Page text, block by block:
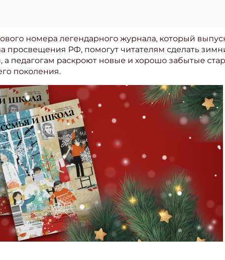
номера легендарного журнала, который
просвещения РФ, помогут читателям сделать
а педагогам раскроют новые и хорошо забытые
поколения.